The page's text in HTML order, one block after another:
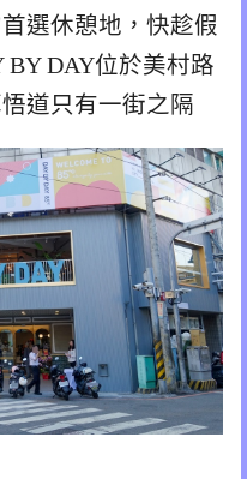
選休憩地，快趁假
BY DAY位於美村路
道只有一街之隔